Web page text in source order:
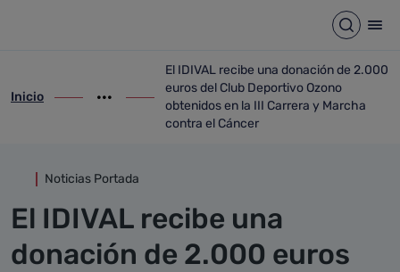
Abrir
ir-a inicio
Inicio
Mostrar opciones del camino de migas
ir-a El IDIVAL recibe una donación de
El IDIVAL recibe una donación de 2.000
euros del Club Deportivo Ozono
obtenidos en la III Carrera y Marcha
contra el Cáncer
Noticias Portada
El IDIVAL recibe una
donación de 2.000 euros